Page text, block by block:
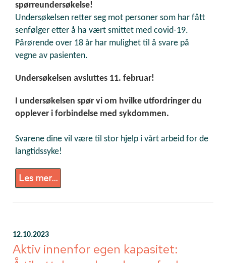
spørreundersøkelse!
Undersøkelsen retter seg mot personer som har fått
senfølger etter å ha vært smittet med covid-19.
Pårørende over 18 år har mulighet til å svare på
vegne av pasienten.
Undersøkelsen avsluttes 11. februar!
I undersøkelsen spør vi om hvilke utfordringer du
opplever i forbindelse med sykdommen.
Svarene dine vil være til stor hjelp i vårt arbeid for de
langtidssyke!
Les mer...
12.10.2023
Aktiv innenfor egen kapasitet: